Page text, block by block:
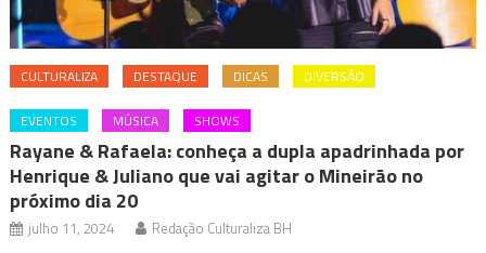
CULTURALIZA DESTAQUE DICAS DIVERSÃO
EVENTOS MÚSICA SHOWS
Rayane & Rafaela: conheça a dupla apadrinhada por
Henrique & Juliano que vai agitar o Mineirão no
próximo dia 20
julho 11, 2024 Redação Culturaliza BH